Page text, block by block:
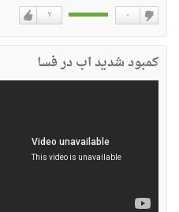
۲ ۰
کمبود شدید اب در فسا